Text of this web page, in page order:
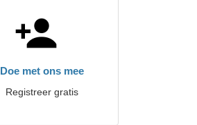
Doe met ons mee
Registreer gratis